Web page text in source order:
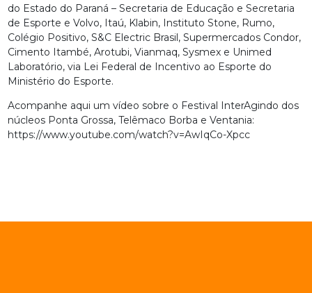
do Estado do Paraná – Secretaria de Educação e Secretaria
de Esporte e Volvo, Itaú, Klabin, Instituto Stone, Rumo,
Colégio Positivo, S&C Electric Brasil, Supermercados Condor,
Cimento Itambé, Arotubi, Vianmaq, Sysmex e Unimed
Laboratório, via Lei Federal de Incentivo ao Esporte do
Ministério do Esporte.
Acompanhe aqui um vídeo sobre o Festival InterAgindo dos
núcleos Ponta Grossa, Telêmaco Borba e Ventania:
https://www.youtube.com/watch?v=AwIqCo-Xpcc